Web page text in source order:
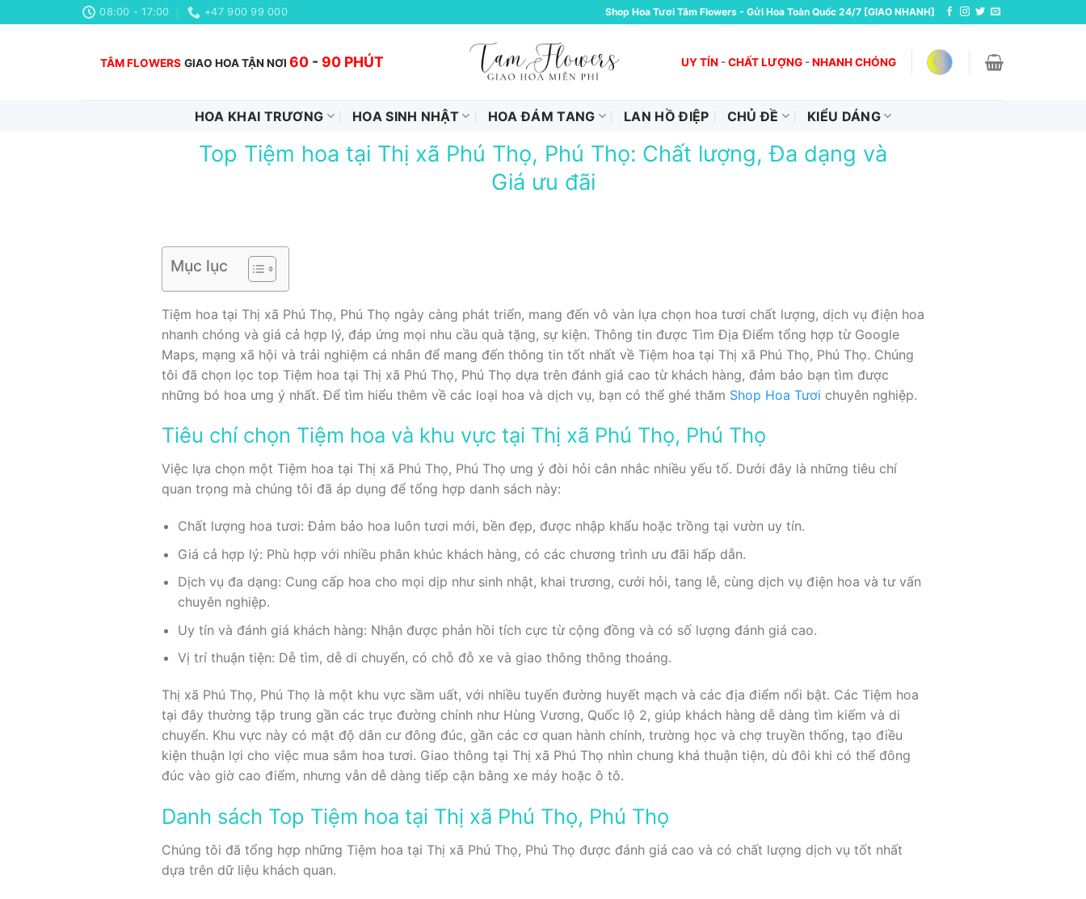
đến
08:00 - 17:00 +47 900 99 000 Shop Hoa Tươi Tâm Flowers - Gửi Hoa Toàn Quốc 24/7 [GIAO NHANH]
TÂM FLOWERS GIAO HOA TẬN NƠI 60 - 90 PHÚT UY TÍN -CHẤT LƯỢNG -NHANH CHÓNG
HOA KHAI TRƯƠNG HOA SINH NHẬT HOA ĐÁM TANG LAN HỒ ĐIỆP CHỦ ĐỀ KIỂU DÁNG
Top Tiệm hoa tại Thị xã Phú Thọ, Phú Thọ: Chất lượng, Đa dạng và
Giá ưu đãi
Mục lục
Tiệm hoa tại Thị xã Phú Thọ, Phú Thọ ngày càng phát triển, mang đến vô vàn lựa chọn hoa tươi chất lượng, dịch vụ điện hoa
nhanh chóng và giá cả hợp lý, đáp ứng mọi nhu cầu quà tặng, sự kiện. Thông tin được Tìm Địa Điểm tổng hợp từ Google
Maps, mạng xã hội và trải nghiệm cá nhân để mang đến thông tin tốt nhất về Tiệm hoa tại Thị xã Phú Thọ, Phú Thọ. Chúng
tôi đã chọn lọc top Tiệm hoa tại Thị xã Phú Thọ, Phú Thọ dựa trên đánh giá cao từ khách hàng, đảm bảo bạn tìm được
những bó hoa ưng ý nhất. Để tìm hiểu thêm về các loại hoa và dịch vụ, bạn có thể ghé thăm Shop Hoa Tươi chuyên nghiệp.
Tiêu chí chọn Tiệm hoa và khu vực tại Thị xã Phú Thọ, Phú Thọ
Việc lựa chọn một Tiệm hoa tại Thị xã Phú Thọ, Phú Thọ ưng ý đòi hỏi cân nhắc nhiều yếu tố. Dưới đây là những tiêu chí
quan trọng mà chúng tôi đã áp dụng để tổng hợp danh sách này:
Chất lượng hoa tươi: Đảm bảo hoa luôn tươi mới, bền đẹp, được nhập khẩu hoặc trồng tại vườn uy tín.
Giá cả hợp lý: Phù hợp với nhiều phân khúc khách hàng, có các chương trình ưu đãi hấp dẫn.
Dịch vụ đa dạng: Cung cấp hoa cho mọi dịp như sinh nhật, khai trương, cưới hỏi, tang lễ, cùng dịch vụ điện hoa và tư vấn
chuyên nghiệp.
Uy tín và đánh giá khách hàng: Nhận được phản hồi tích cực từ cộng đồng và có số lượng đánh giá cao.
Vị trí thuận tiện: Dễ tìm, dễ di chuyển, có chỗ đỗ xe và giao thông thông thoáng.
Thị xã Phú Thọ, Phú Thọ là một khu vực sầm uất, với nhiều tuyến đường huyết mạch và các địa điểm nổi bật. Các Tiệm hoa
tại đây thường tập trung gần các trục đường chính như Hùng Vương, Quốc lộ 2, giúp khách hàng dễ dàng tìm kiếm và di
chuyển. Khu vực này có mật độ dân cư đông đúc, gần các cơ quan hành chính, trường học và chợ truyền thống, tạo điều
kiện thuận lợi cho việc mua sắm hoa tươi. Giao thông tại Thị xã Phú Thọ nhìn chung khá thuận tiện, dù đôi khi có thể đông
đúc vào giờ cao điểm, nhưng vẫn dễ dàng tiếp cận bằng xe máy hoặc ô tô.
Danh sách Top Tiệm hoa tại Thị xã Phú Thọ, Phú Thọ
Chúng tôi đã tổng hợp những Tiệm hoa tại Thị xã Phú Thọ, Phú Thọ được đánh giá cao và có chất lượng dịch vụ tốt nhất
dựa trên dữ liệu khách quan.